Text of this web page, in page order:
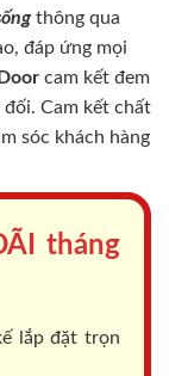
thông qua
đáp ứng mọi
cam kết đem
Cam kết chất
sóc khách hàng
tháng
lắp đặt trọn